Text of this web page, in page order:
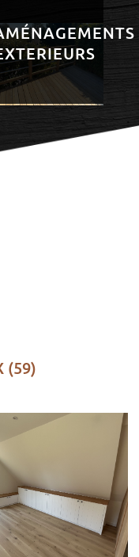
(59)